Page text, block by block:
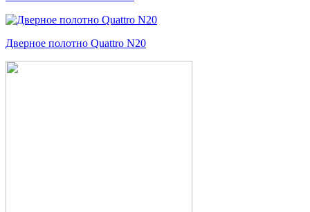
Дверное полотно Quattro N20